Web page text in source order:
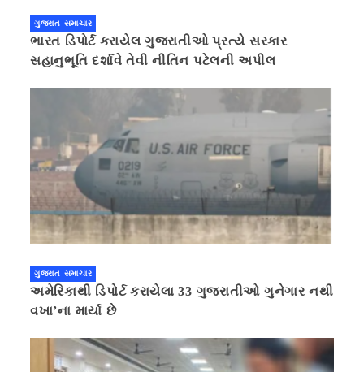
ગુજરાત સમાચાર
ભારત ડિપોર્ટ કરાયેલ ગુજરાતીઓ પ્રત્યે સરકાર
સહાનુભૂતિ દર્શાવે તેવી નીતિન પટેલની અપીલ
ગુજરાત સમાચાર
અમેરિકાથી ડિપોર્ટ કરાયેલા 33 ગુજરાતીઓ ગુનેગાર નથી
વખા’ના માર્યા છે